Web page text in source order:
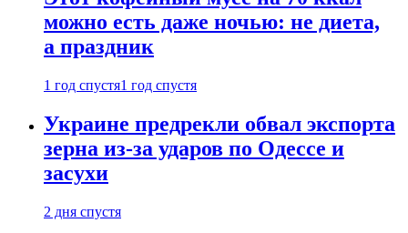
можно есть даже ночью: не диета,
а праздник
1 год спустя1 год спустя
Украине предрекли обвал экспорта
зерна из-за ударов по Одессе и
засухи
2 дня спустя